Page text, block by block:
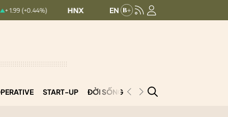
HNXINDEX: 293.41 + 0.22 (+0.08%) UPCOMINDEX:
START-UP ĐỜI SỐNG PODCAST